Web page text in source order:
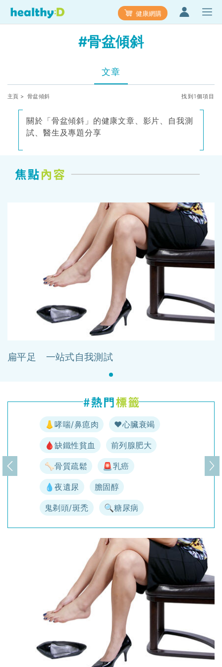
健康網購
#骨盆傾斜
文章
主頁 > 骨盆傾斜 找到1個項目
關於「骨盆傾斜」的健康文章、影片、自我測
試、醫生及專題分享
扁平足 一站式自我測試
👃哮喘/鼻瘜肉 ♥️心臟衰竭
🩸缺鐵性貧血 前列腺肥大
🦴骨質疏鬆 🚨乳癌
💧夜遺尿 膽固醇
鬼剃頭/斑禿 🔍糖尿病
上一頁 下